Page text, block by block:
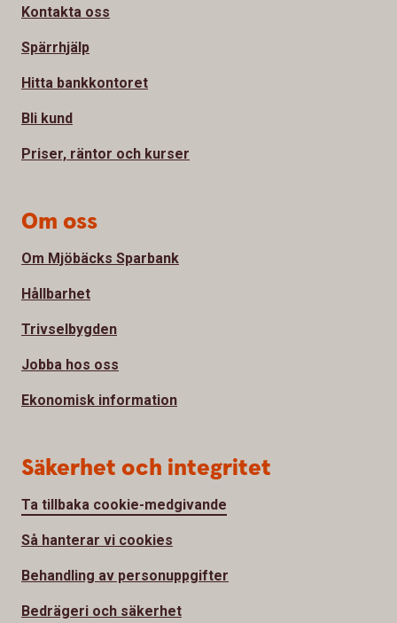
Kontakta oss
Spärrhjälp
Hitta bankkontoret
Bli kund
Priser, räntor och kurser
Om oss
Om Mjöbäcks Sparbank
Hållbarhet
Trivselbygden
Jobba hos oss
Ekonomisk information
Säkerhet och integritet
Ta tillbaka cookie-medgivande
Så hanterar vi cookies
Behandling av personuppgifter
Bedrägeri och säkerhet